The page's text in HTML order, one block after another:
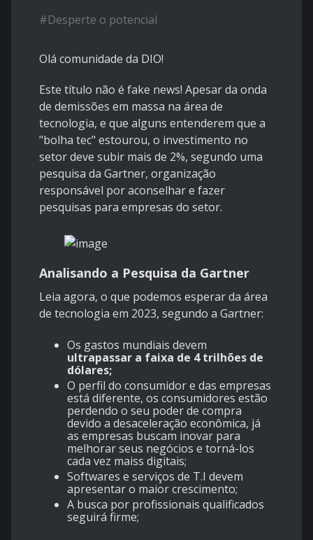
#Desperte o potencial
Olá comunidade da DIO!
Este título não é fake news! Apesar da onda
de demissões em massa na área de
tecnologia, e que alguns entenderem que a
"bolha tec" estourou, o investimento no
setor deve subir mais de 2%, segundo uma
pesquisa da Gartner, organização
responsável por aconselhar e fazer
pesquisas para empresas do setor.
Analisando a Pesquisa da Gartner
Leia agora, o que podemos esperar da área
de tecnologia em 2023, segundo a Gartner:
Os gastos mundiais devem
ultrapassar a faixa de 4 trilhões de
dólares;
O perfil do consumidor e das empresas
está diferente, os consumidores estão
perdendo o seu poder de compra
devido a desaceleração econômica, já
as empresas buscam inovar para
melhorar seus negócios e torná-los
cada vez maiss digitais;
Softwares e serviços de T.I devem
apresentar o maior crescimento;
A busca por profissionais qualificados
seguirá firme;